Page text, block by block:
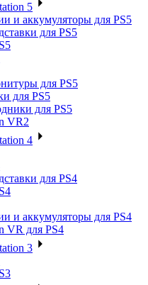
5
и аккумуляторы для PS5
для PS5
для PS5
для PS5
для PS5
VR2
4
для PS4
и аккумуляторы для PS4
VR для PS4
3